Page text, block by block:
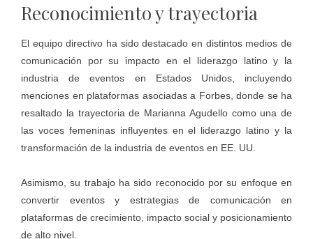
Reconocimiento y trayectoria
El equipo directivo ha sido destacado en distintos medios de
comunicación por su impacto en el liderazgo latino y la
industria de eventos en Estados Unidos, incluyendo
menciones en plataformas asociadas a Forbes, donde se ha
resaltado la trayectoria de Marianna Agudello como una de
las voces femeninas influyentes en el liderazgo latino y la
transformación de la industria de eventos en EE. UU.
Asimismo, su trabajo ha sido reconocido por su enfoque en
convertir eventos y estrategias de comunicación en
plataformas de crecimiento, impacto social y posicionamiento
de alto nivel.